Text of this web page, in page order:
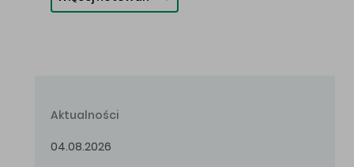
Aktualności
04.08.2026